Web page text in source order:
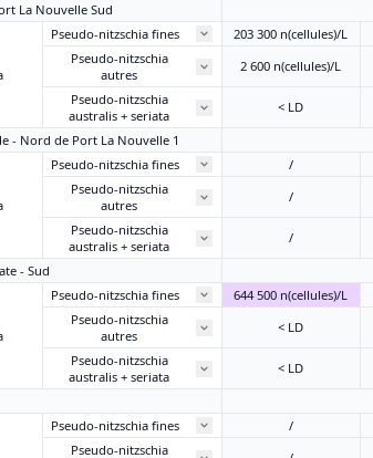
La Nouvelle Sud
Pseudo-nitzschia fines 203 300 n(cellules)/L
Pseudo-nitzschia
autres
2 600 n(cellules)/L
Pseudo-nitzschia
australis + seriata
< LD
- Nord de Port La Nouvelle 1
Pseudo-nitzschia fines /
Pseudo-nitzschia
autres
/
Pseudo-nitzschia
australis + seriata
/
- Sud
Pseudo-nitzschia fines 644 500 n(cellules)/L
Pseudo-nitzschia
autres
< LD
Pseudo-nitzschia
australis + seriata
< LD
Pseudo-nitzschia fines
/
Pseudo-nitzschia